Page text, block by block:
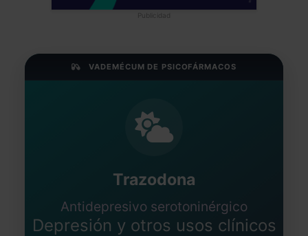
Publicidad
VADEMÉCUM DE PSICOFÁRMACOS
Trazodona
Antidepresivo serotoninérgico
Depresión y otros usos clínicos